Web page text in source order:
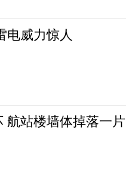
电威力惊人
航站楼墙体掉落一片